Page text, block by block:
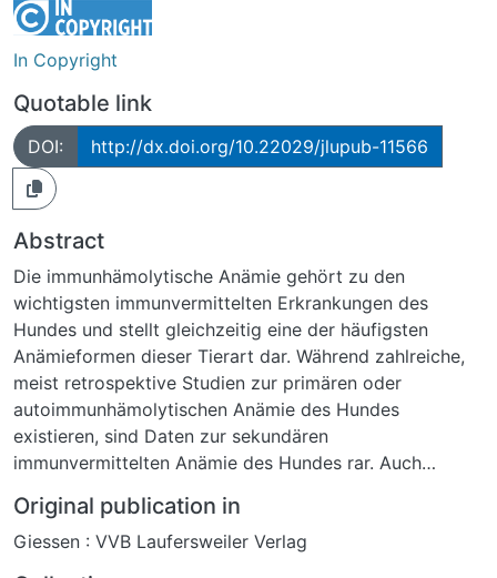
In Copyright
Quotable link
DOI: http://dx.doi.org/10.22029/jlupub-11566
Abstract
Die immunhämolytische Anämie gehört zu den
wichtigsten immunvermittelten Erkrankungen des
Hundes und stellt gleichzeitig eine der häufigsten
Anämieformen dieser Tierart dar. Während zahlreiche,
meist retrospektive Studien zur primären oder
autoimmunhämolytischen Anämie des Hundes
existieren, sind Daten zur sekundären
immunvermittelten Anämie des Hundes rar. Auch
Hundes findet man nur vereinzelt. Ziel dieser Arbeit war
es daher, Fälle mit primärer oder sekundärer
Original publication in
Giessen : VVB Laufersweiler Verlag